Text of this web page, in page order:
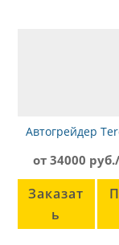
Автогрейдер
от 34000
Заказат
ь